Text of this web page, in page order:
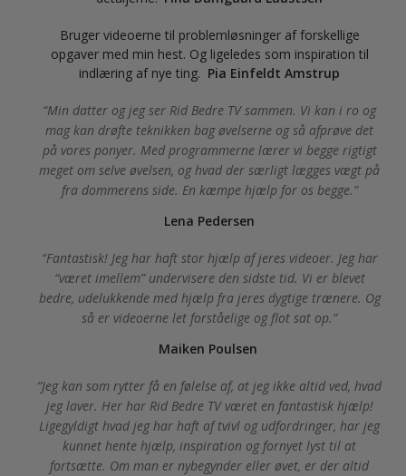
Bruger videoerne til problemløsninger af forskellige
opgaver med min hest. Og ligeledes som inspiration til
indlæring af nye ting. Pia Einfeldt Amstrup
Min datter og jeg ser Rid Bedre TV sammen. Vi kan i ro og
mag kan drøfte teknikken bag øvelserne og så afprøve det
på vores ponyer. Med programmerne lærer vi begge rigtigt
meget om selve øvelsen, og hvad der særligt lægges vægt på
fra dommerens side. En kæmpe hjælp for os begge.
Lena Pedersen
Fantastisk! Jeg har haft stor hjælp af jeres videoer. Jeg har
“været imellem” undervisere den sidste tid. Vi er blevet
bedre, udelukkende med hjælp fra jeres dygtige trænere. Og
så er videoerne let forståelige og flot sat op.
Maiken Poulsen
Jeg kan som rytter få en følelse af, at jeg ikke altid ved, hvad
jeg laver. Her har Rid Bedre TV været en fantastisk hjælp!
Ligegyldigt hvad jeg har haft af tvivl og udfordringer, har jeg
kunnet hente hjælp, inspiration og fornyet lyst til at
fortsætte. Om man er nybegynder eller øvet, er der altid